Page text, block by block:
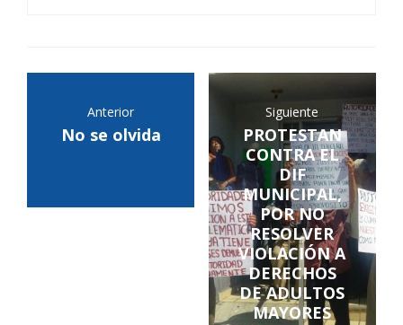
Anterior
No se olvida
Siguiente
PROTESTAN
CONTRA EL
DIF
MUNICIPAL,
POR NO
RESOLVER
VIOLACIÓN A
DERECHOS
DE ADULTOS
MAYORES